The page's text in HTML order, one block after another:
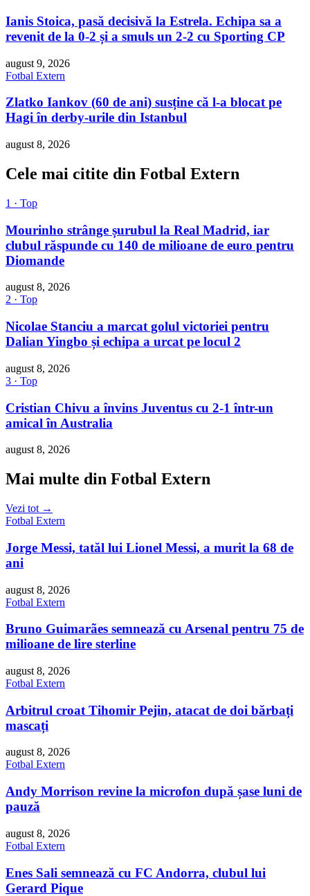
Ianis Stoica, pasă decisivă la Estrela. Echipa sa a
revenit de la 0-2 și a smuls un 2-2 cu Sporting CP
august 9, 2026
Fotbal Extern
Zlatko Iankov (60 de ani) susține că l-a blocat pe
Hagi în derby-urile din Istanbul
august 8, 2026
Cele mai citite din Fotbal Extern
1 · Top
Mourinho strânge șurubul la Real Madrid, iar
clubul răspunde cu 140 de milioane de euro pentru
Diomande
august 8, 2026
2 · Top
Nicolae Stanciu a marcat golul victoriei pentru
Dalian Yingbo și echipa a urcat pe locul 2
august 8, 2026
3 · Top
Cristian Chivu a învins Juventus cu 2-1 într-un
amical în Australia
august 8, 2026
Mai multe din Fotbal Extern
Vezi tot →
Fotbal Extern
Jorge Messi, tatăl lui Lionel Messi, a murit la 68 de
ani
august 8, 2026
Fotbal Extern
Bruno Guimarães semnează cu Arsenal pentru 75 de
milioane de lire sterline
august 8, 2026
Fotbal Extern
Arbitrul croat Tihomir Pejin, atacat de doi bărbați
mascați
august 8, 2026
Fotbal Extern
Andy Morrison revine la microfon după șase luni de
pauză
august 8, 2026
Fotbal Extern
Enes Sali semnează cu FC Andorra, clubul lui
Gerard Pique